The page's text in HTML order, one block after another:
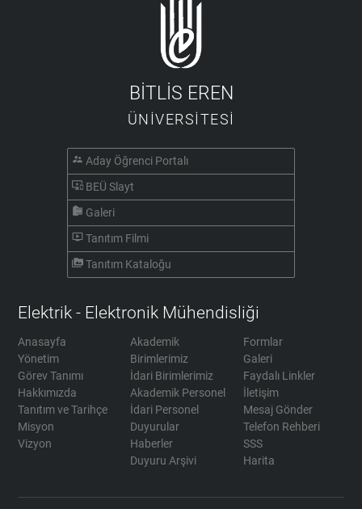
BİTLİS EREN
ÜNİVERSİTESİ
supervisor_account Aday Öğrenci Portalı
important_devices BEÜ Slayt
camera_roll Galeri
ondemand_video Tanıtım Filmi
perm_media Tanıtım Kataloğu
Elektrik - Elektronik Mühendisliği
Anasayfa
Yönetim
Görev Tanımı
Hakkımızda
Tanıtım ve Tarihçe
Misyon
Vizyon
Akademik
Birimlerimiz
İdari Birimlerimiz
Akademik Personel
İdari Personel
Duyurular
Haberler
Duyuru Arşivi
Formlar
Galeri
Faydalı Linkler
İletişim
Mesaj Gönder
Telefon Rehberi
SSS
Harita